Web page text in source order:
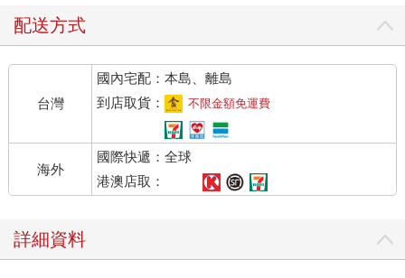
配送方式
台灣
國內宅配：本島、離島
到店取貨：
不限金額免運費
海外
國際快遞：全球
港澳店取：
詳細資料